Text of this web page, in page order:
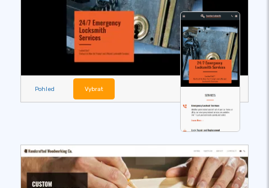
Pohled Vybrat